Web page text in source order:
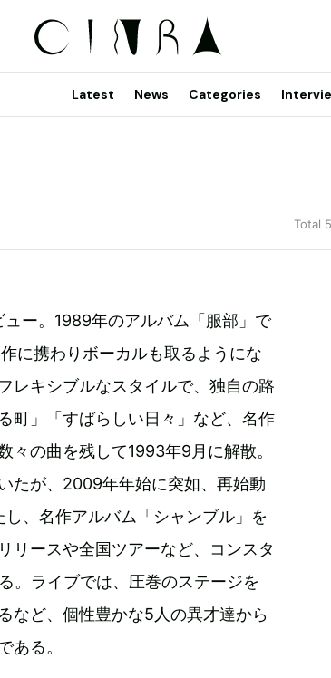
Latest News Categories
Total
ー。1989年のアルバム「服部」で
に携わりボーカルも取るようにな
レキシブルなスタイルで、独自の路
町」「すばらしい日々」など、名作
々の曲を残して1993年9月に解散。
たが、2009年年始に突如、再始動
、名作アルバム「シャンブル」を
リースや全国ツアーなど、コンスタ
。ライブでは、圧巻のステージを
など、個性豊かな5人の異才達から
ある。